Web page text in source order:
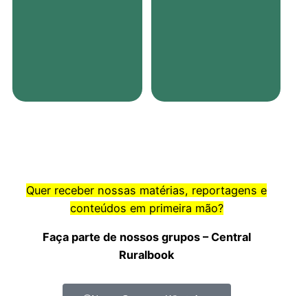
Quer receber nossas matérias, reportagens e
conteúdos em primeira mão?
Faça parte de nossos grupos – Central
Ruralbook